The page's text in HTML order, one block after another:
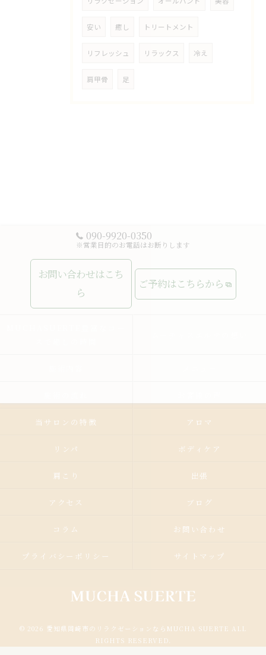
安い 癒し トリートメント
リフレッシュ リラックス 冷え
肩甲骨 足
090-9920-0350
※営業目的のお電話はお断りします
お問い合わせはこち
ら
ご予約はこちらから
当サロンの特徴 アロマ
リンパ ボディケア
肩こり 出張
アクセス ブログ
コラム お問い合わせ
プライバシーポリシー サイトマップ
© 2026 愛知県岡崎市のリラクゼーションならMUCHA SUERTE ALL
RIGHTS RESERVED.